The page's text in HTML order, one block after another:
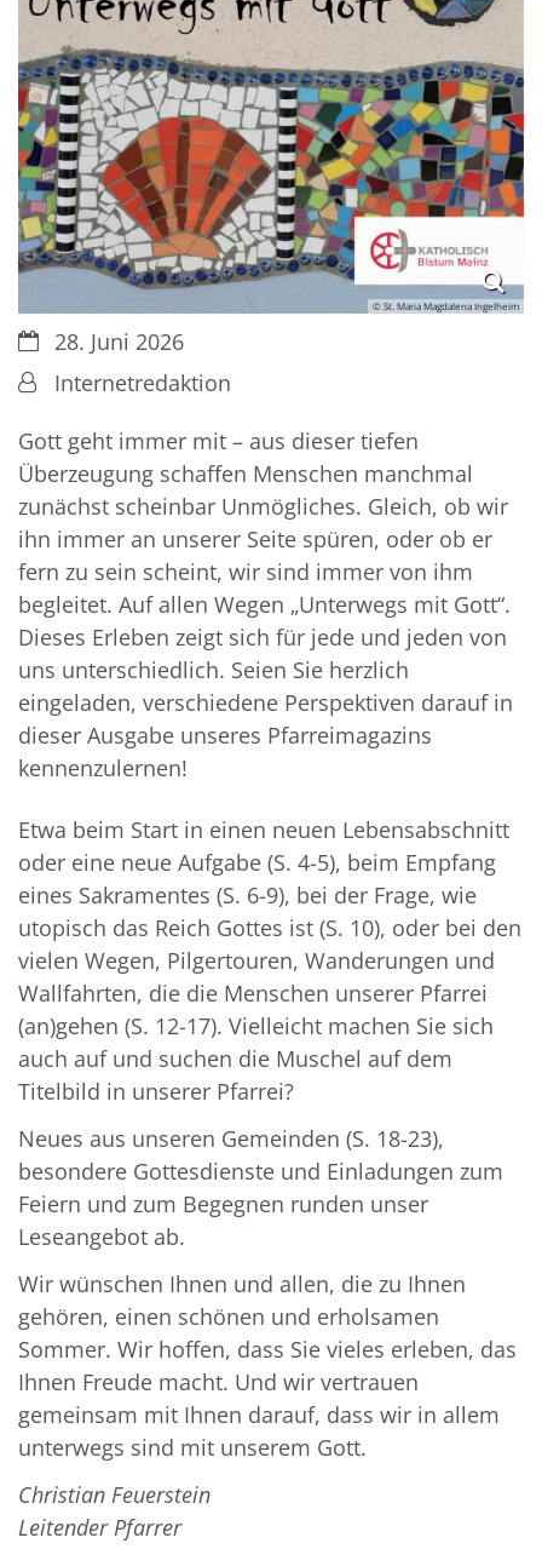
© St. Maria Magdalena Ingelheim
Datum:28. Juni 2026
Von:Internetredaktion
Gott geht immer mit – aus dieser tiefen
Überzeugung schaffen Menschen manchmal
zunächst scheinbar Unmögliches. Gleich, ob wir
ihn immer an unserer Seite spüren, oder ob er
fern zu sein scheint, wir sind immer von ihm
begleitet. Auf allen Wegen „Unterwegs mit Gott“.
Dieses Erleben zeigt sich für jede und jeden von
uns unterschiedlich. Seien Sie herzlich
eingeladen, verschiedene Perspektiven darauf in
dieser Ausgabe unseres Pfarreimagazins
kennenzulernen!
Etwa beim Start in einen neuen Lebensabschnitt
oder eine neue Aufgabe (S. 4-5), beim Empfang
eines Sakramentes (S. 6-9), bei der Frage, wie
utopisch das Reich Gottes ist (S. 10), oder bei den
vielen Wegen, Pilgertouren, Wanderungen und
Wallfahrten, die die Menschen unserer Pfarrei
(an)gehen (S. 12-17). Vielleicht machen Sie sich
auch auf und suchen die Muschel auf dem
Titelbild in unserer Pfarrei?
Neues aus unseren Gemeinden (S. 18-23),
besondere Gottesdienste und Einladungen zum
Feiern und zum Begegnen runden unser
Leseangebot ab.
Wir wünschen Ihnen und allen, die zu Ihnen
gehören, einen schönen und erholsamen
Sommer. Wir hoffen, dass Sie vieles erleben, das
Ihnen Freude macht. Und wir vertrauen
gemeinsam mit Ihnen darauf, dass wir in allem
unterwegs sind mit unserem Gott.
Christian Feuerstein
Leitender Pfarrer